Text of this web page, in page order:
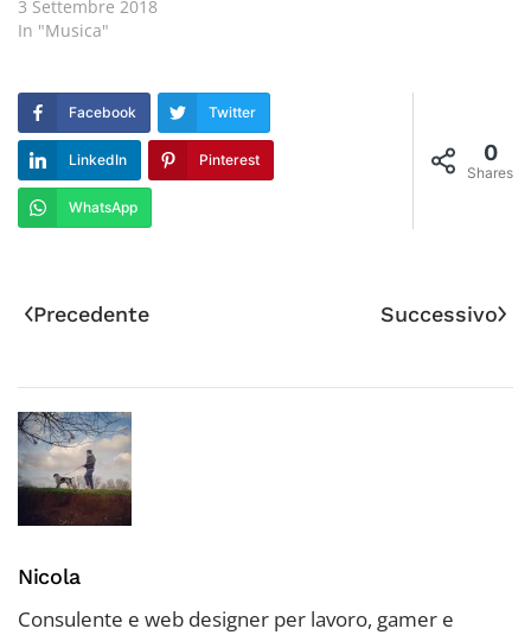
3 Settembre 2018
In "Musica"
0
Shares
Facebook Twitter
LinkedIn Pinterest
WhatsApp
Precedente Successivo
Nicola
Consulente e web designer per lavoro, gamer e